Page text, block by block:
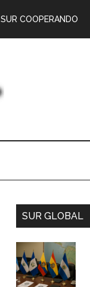
SUR COOPERANDO
SUR GLOBAL